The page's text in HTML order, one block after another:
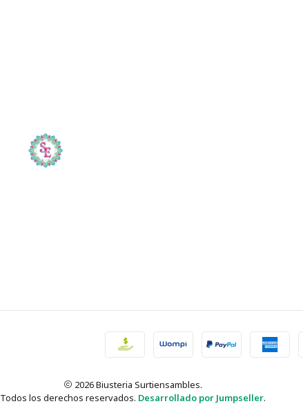
2026 Biusteria Surtiensambles.
Todos los derechos reservados. Desarrollado por Jumpseller.